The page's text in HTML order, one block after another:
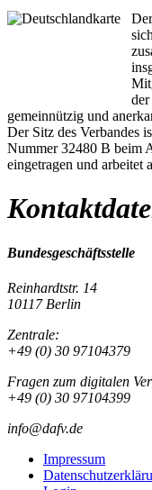
gemeinnützig und
Der Sitz des Verbandes
Nummer 32480 B beim
eingetragen und arbeitet
Bundesgeschäftsstelle
Reinhardtstr. 14
10117 Berlin
Zentrale:
+49 (0) 30 97104379
Fragen zum digitalen
+49 (0) 30 97104399
info@dafv.de
Impressum